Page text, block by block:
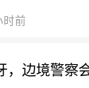
时前
，边境警察